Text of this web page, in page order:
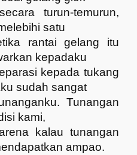
turun-temurun,
satu
rantai gelang itu
kepadaku
kepada tukang
sudah sangat
Tunangan
kami,
kalau tunangan
ampao.